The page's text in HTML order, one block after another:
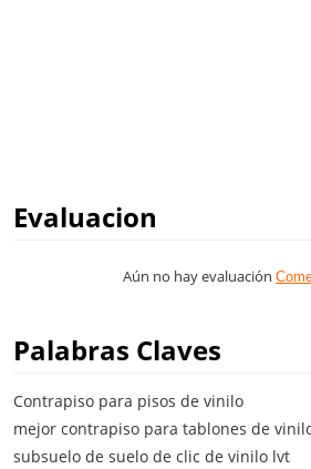
Evaluacion
Aún no hay evaluación
Palabras Claves
Contrapiso para pisos de vinilo
mejor contrapiso para tablones de
subsuelo de suelo de clic de vinilo lvt